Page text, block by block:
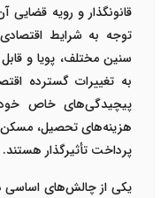
قانونگذار و رویه قضایی
توجه به شرایط
به تغییرات گسترده
پیچیدگی‌های خاص خود
هزینه‌های تحصیل، مسکن
پرداخت تأثیرگذار هستند.
یکی از چالش‌های اساسی